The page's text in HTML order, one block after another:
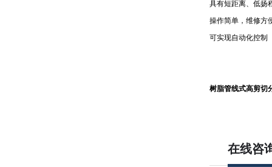
具有短距离、低扬
操作简单，维修方
可实现自动化控制
树脂管线式高剪切
在线咨